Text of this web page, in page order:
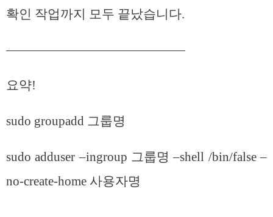
확인 작업까지 모두 끝났습니다.
——————————————
요약!
sudo groupadd 그룹명
sudo adduser –ingroup 그룹명 –shell /bin/false –
no-create-home 사용자명